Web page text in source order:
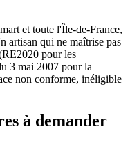
et toute l'Île-de-France,
artisan qui ne maîtrise pas
pour les
3 mai 2007 pour la
non conforme, inéligible
à demander